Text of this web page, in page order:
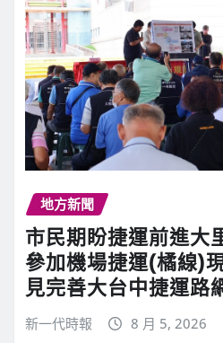
地方新聞
市民期盼捷運前進大
參加機場捷運(橘線)
見完善大台中捷運路
新一代時報 8 月 5, 2026